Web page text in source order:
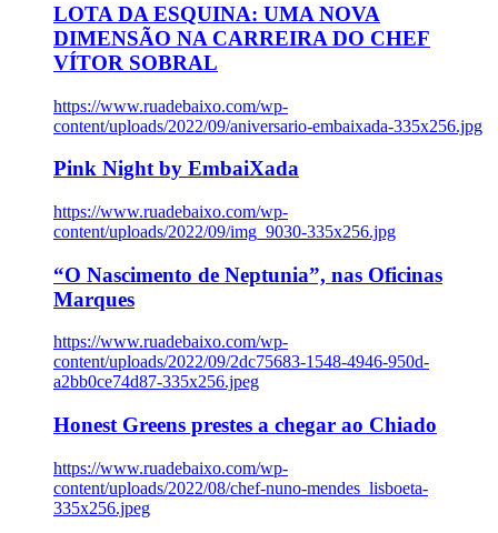
LOTA DA ESQUINA: UMA NOVA
DIMENSÃO NA CARREIRA DO CHEF
VÍTOR SOBRAL
https://www.ruadebaixo.com/wp-
content/uploads/2022/09/aniversario-embaixada-335x256.jpg
Pink Night by EmbaiXada
https://www.ruadebaixo.com/wp-
content/uploads/2022/09/img_9030-335x256.jpg
“O Nascimento de Neptunia”, nas Oficinas
Marques
https://www.ruadebaixo.com/wp-
content/uploads/2022/09/2dc75683-1548-4946-950d-
a2bb0ce74d87-335x256.jpeg
Honest Greens prestes a chegar ao Chiado
https://www.ruadebaixo.com/wp-
content/uploads/2022/08/chef-nuno-mendes_lisboeta-
335x256.jpeg